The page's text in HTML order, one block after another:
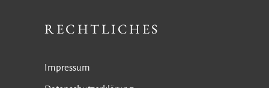
RECHTLICHES
Impressum